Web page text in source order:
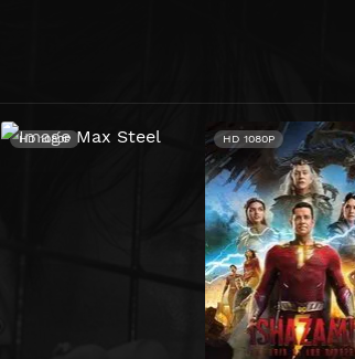
HD 1080P HD 1080P